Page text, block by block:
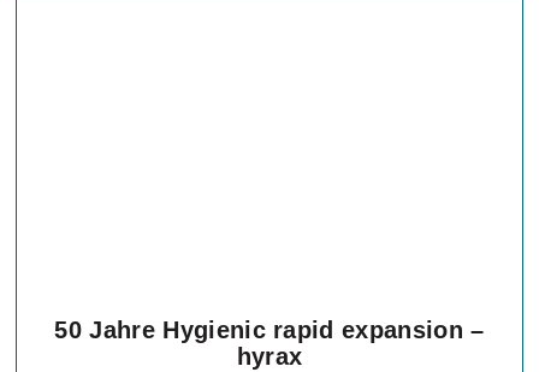
50 Jahre Hygienic rapid expansion –
hyrax